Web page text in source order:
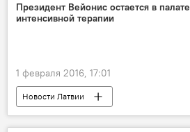
Президент Вейонис остается в палате
интенсивной терапии
1 февраля 2016, 17:01
Новости Латвии
Сердце президента Вейониса